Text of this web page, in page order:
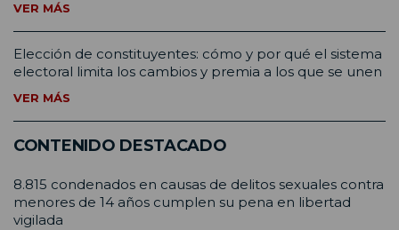
VER MÁS
Elección de constituyentes: cómo y por qué el sistema
electoral limita los cambios y premia a los que se unen
VER MÁS
CONTENIDO DESTACADO
8.815 condenados en causas de delitos sexuales contra
menores de 14 años cumplen su pena en libertad
vigilada